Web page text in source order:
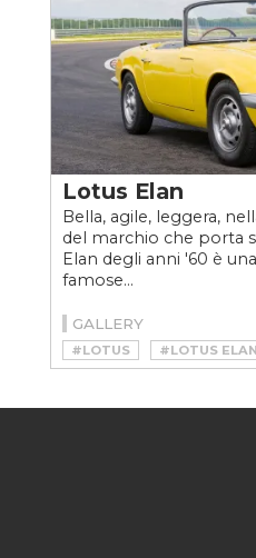
Lotus Elan
Bella, agile, leggera,
del marchio che porta
Elan degli anni '60 è
famose...
GALLERY
#LOTUS
#LOTUS ELAN
#LOTUS ELAN STORIA